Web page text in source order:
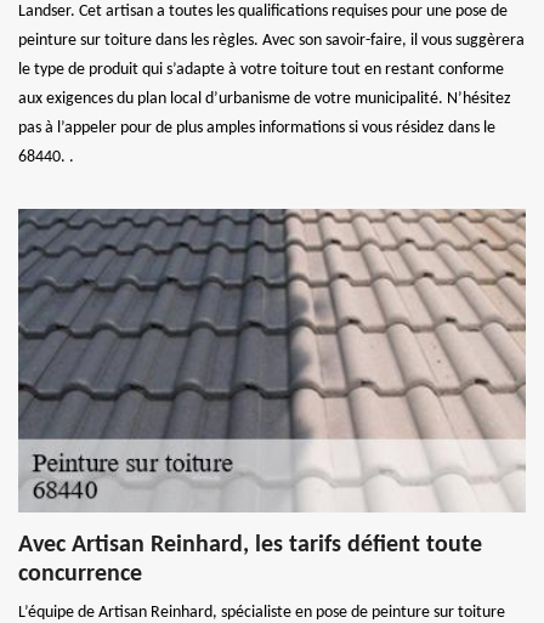
Landser. Cet artisan a toutes les qualifications requises pour une pose de
peinture sur toiture dans les règles. Avec son savoir-faire, il vous suggèrera
le type de produit qui s’adapte à votre toiture tout en restant conforme
aux exigences du plan local d’urbanisme de votre municipalité. N’hésitez
pas à l’appeler pour de plus amples informations si vous résidez dans le
68440. .
Avec Artisan Reinhard, les tarifs défient toute
concurrence
L’équipe de Artisan Reinhard, spécialiste en pose de peinture sur toiture